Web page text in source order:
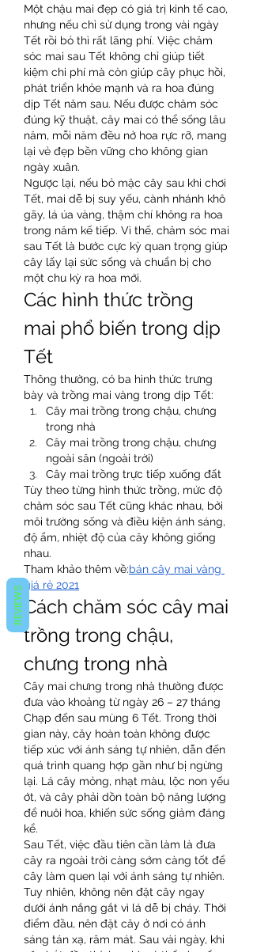
Một chậu mai đẹp có giá trị kinh tế cao,
nhưng nếu chỉ sử dụng trong vài ngày
Tết rồi bỏ thì rất lãng phí. Việc chăm
sóc mai sau Tết không chỉ giúp tiết
kiệm chi phí mà còn giúp cây phục hồi,
phát triển khỏe mạnh và ra hoa đúng
dịp Tết năm sau. Nếu được chăm sóc
đúng kỹ thuật, cây mai có thể sống lâu
năm, mỗi năm đều nở hoa rực rỡ, mang
lại vẻ đẹp bền vững cho không gian
ngày xuân.
Ngược lại, nếu bỏ mặc cây sau khi chơi
Tết, mai dễ bị suy yếu, cành nhánh khô
gãy, lá úa vàng, thậm chí không ra hoa
trong năm kế tiếp. Vì thế, chăm sóc mai
sau Tết là bước cực kỳ quan trọng giúp
cây lấy lại sức sống và chuẩn bị cho
một chu kỳ ra hoa mới.
Các hình thức trồng
mai phổ biến trong dịp
Tết
Thông thường, có ba hình thức trưng
bày và trồng mai vàng trong dịp Tết:
Cây mai trồng trong chậu, chưng
trong nhà
Cây mai trồng trong chậu, chưng
ngoài sân (ngoài trời)
Cây mai trồng trực tiếp xuống đất
Tùy theo từng hình thức trồng, mức độ
chăm sóc sau Tết cũng khác nhau, bởi
môi trường sống và điều kiện ánh sáng,
độ ẩm, nhiệt độ của cây không giống
nhau.
Tham khảo thêm về:bán cây mai vàng
giá rẻ 2021
Cách chăm sóc cây mai
trồng trong chậu,
chưng trong nhà
Cây mai chưng trong nhà thường được
đưa vào khoảng từ ngày 26 – 27 tháng
Chạp đến sau mùng 6 Tết. Trong thời
gian này, cây hoàn toàn không được
tiếp xúc với ánh sáng tự nhiên, dẫn đến
quá trình quang hợp gần như bị ngừng
lại. Lá cây mỏng, nhạt màu, lộc non yếu
ớt, và cây phải dồn toàn bộ năng lượng
để nuôi hoa, khiến sức sống giảm đáng
kể.
Sau Tết, việc đầu tiên cần làm là đưa
cây ra ngoài trời càng sớm càng tốt để
cây làm quen lại với ánh sáng tự nhiên.
Tuy nhiên, không nên đặt cây ngay
dưới ánh nắng gắt vì lá dễ bị cháy. Thời
điểm đầu, nên đặt cây ở nơi có ánh
sáng tán xạ, râm mát. Sau vài ngày, khi
REVIEWS